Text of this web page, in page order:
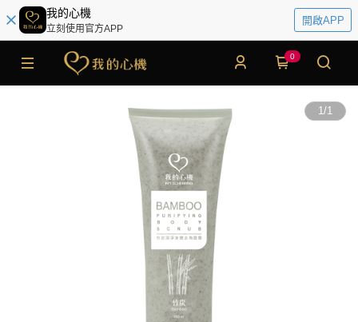
我的心機
立刻使用官方APP
開啟APP
0
1/1